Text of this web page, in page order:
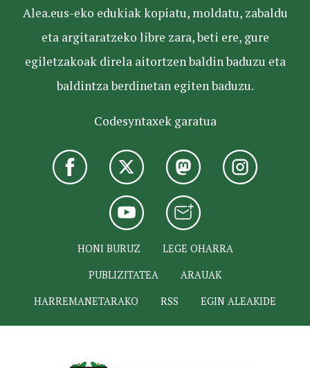
Alea.eus-eko edukiak kopiatu, moldatu, zabaldu
eta argitaratzeko libre zara, beti ere, gure
egiletzakoak direla aitortzen baldin baduzu eta
baldintza berdinetan egiten baduzu.
Codesyntaxek garatua
HONI BURUZ
LEGE OHARRA
PUBLIZITATEA
ARAUAK
HARREMANETARAKO
RSS EGIN ALEAKIDE